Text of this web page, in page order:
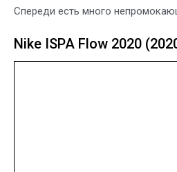
Спереди есть много
Nike ISPA Flow 2020